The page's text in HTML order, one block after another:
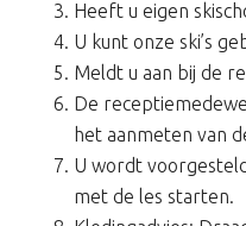
Heeft u eigen
U kunt onze ski’s
Meldt u aan bij de
De
het aanmeten van
U wordt
met de les starten.